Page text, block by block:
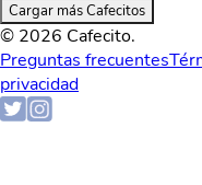
Cargar más Cafecitos
© 2026 Cafecito.
Preguntas frecuentes
privacidad